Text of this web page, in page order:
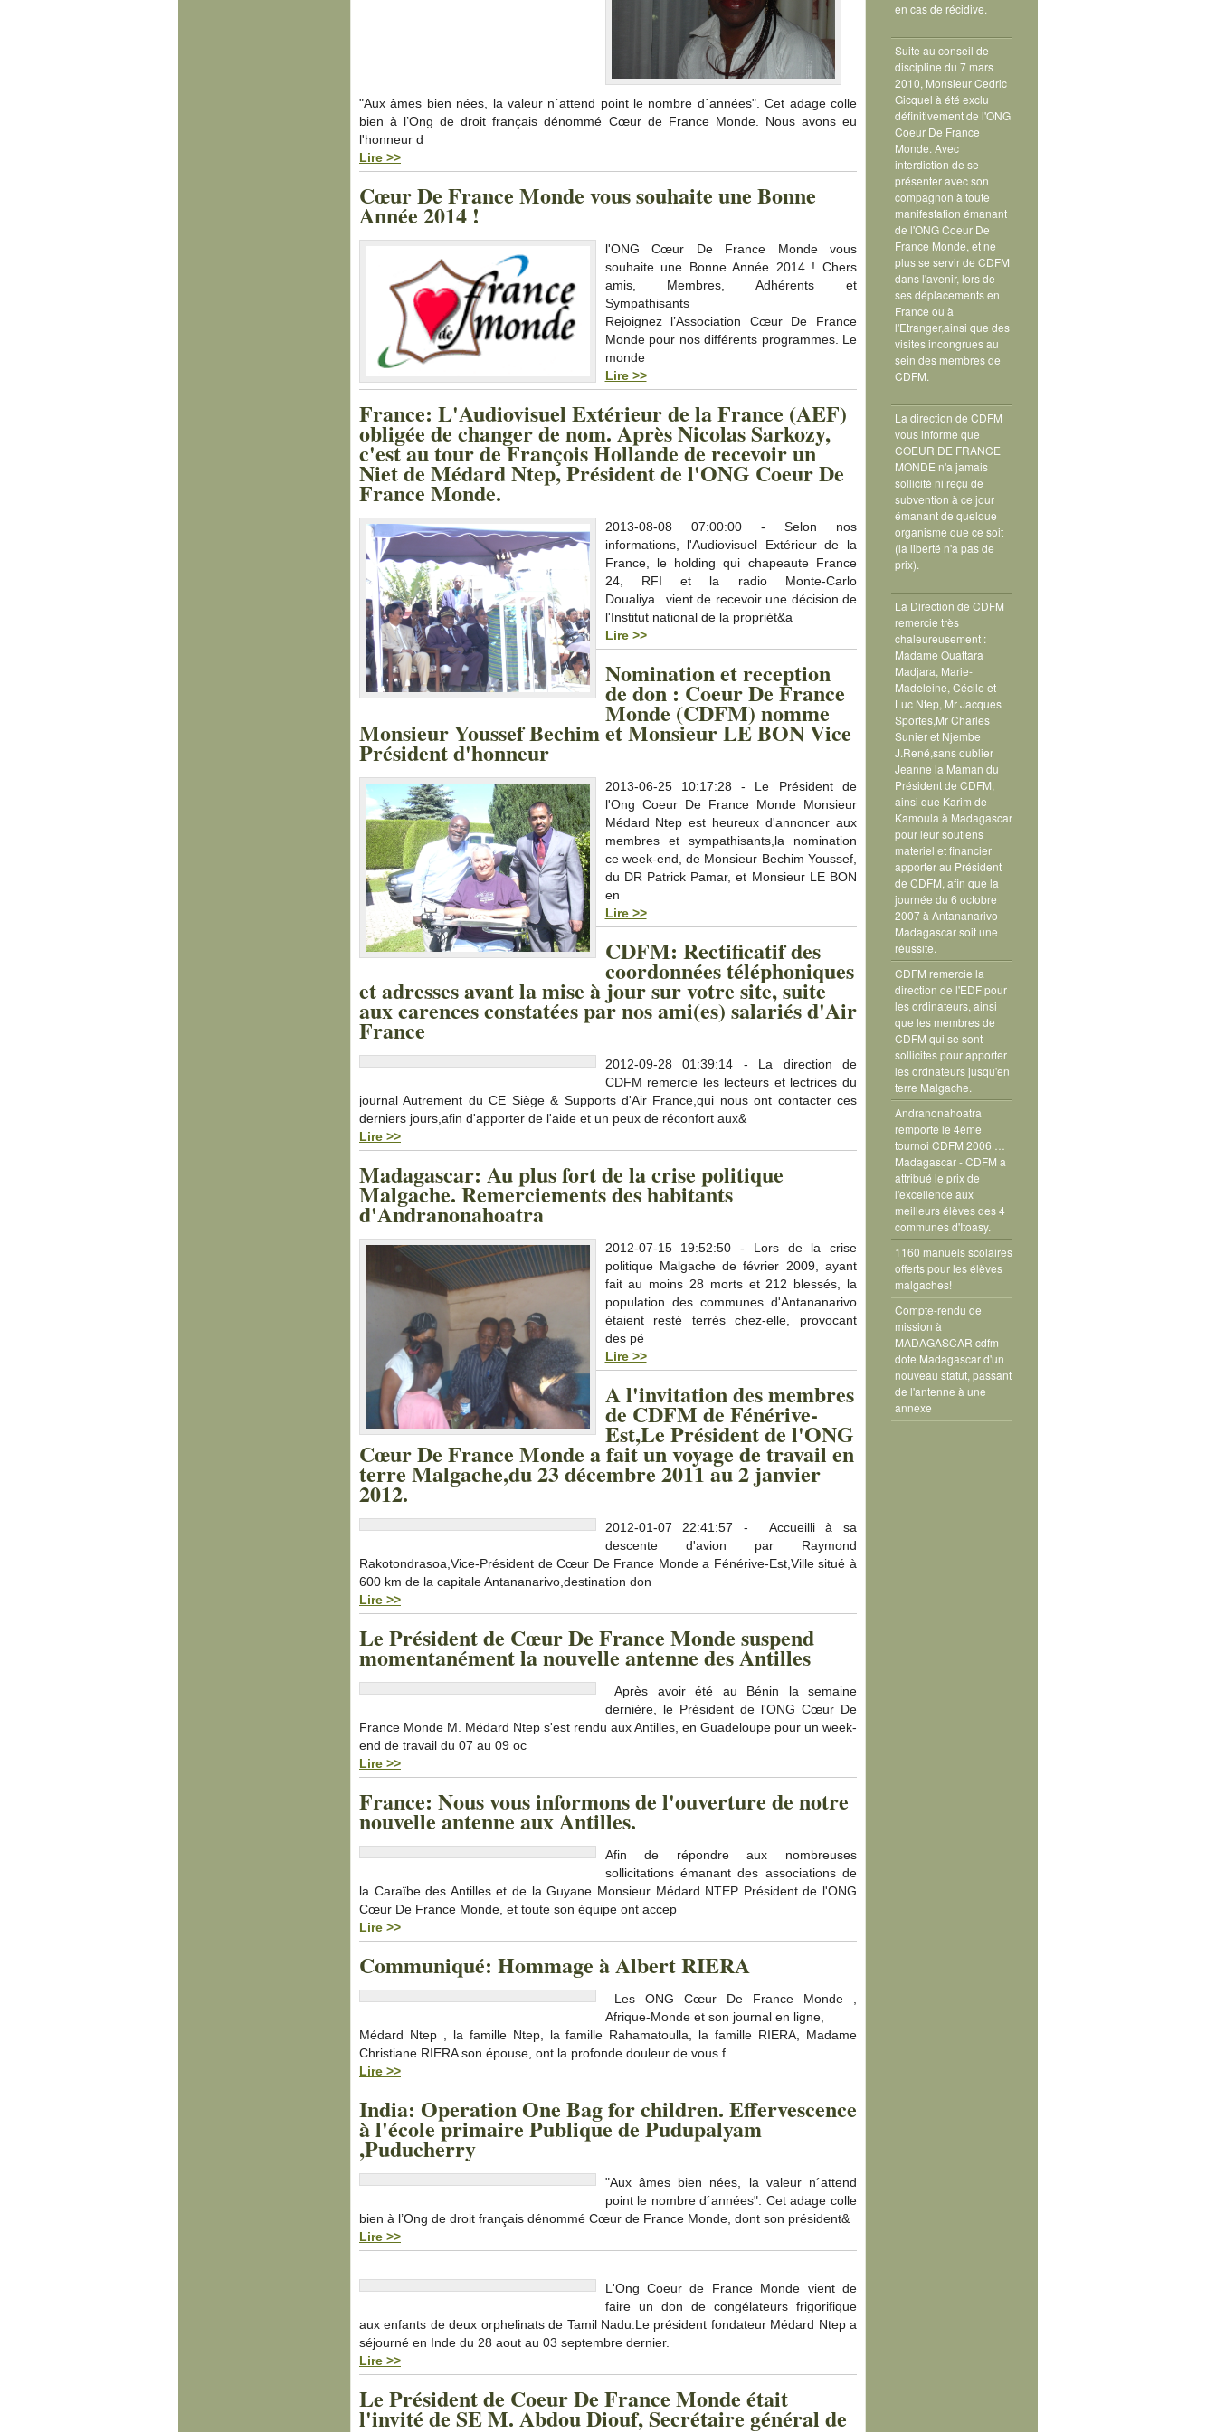
"Aux âmes bien nées, la valeur n´attend point le nombre d´années". Cet adage colle
bien à l’Ong de droit français dénommé Cœur de France Monde. Nous avons eu
l'honneur d
Lire >>
Cœur De France Monde vous souhaite une Bonne
Année 2014 !
l'ONG Cœur De France Monde vous
souhaite une Bonne Année 2014 ! Chers
amis, Membres, Adhérents et
Sympathisants
Rejoignez l’Association Cœur De France
Monde pour nos différents programmes. Le
monde
Lire >>
France: L'Audiovisuel Extérieur de la France (AEF)
obligée de changer de nom. Après Nicolas Sarkozy,
c'est au tour de François Hollande de recevoir un
Niet de Médard Ntep, Président de l'ONG Coeur De
France Monde.
2013-08-08 07:00:00 - Selon nos
informations, l'Audiovisuel Extérieur de la
France, le holding qui chapeaute France
24, RFI et la radio Monte-Carlo
Doualiya...vient de recevoir une décision de
l'Institut national de la propriét&a
Lire >>
Nomination et reception
de don : Coeur De France
Monde (CDFM) nomme
Monsieur Youssef Bechim et Monsieur LE BON Vice
Président d'honneur
2013-06-25 10:17:28 - Le Président de
l'Ong Coeur De France Monde Monsieur
Médard Ntep est heureux d'annoncer aux
membres et sympathisants,la nomination
ce week-end, de Monsieur Bechim Youssef,
du DR Patrick Pamar, et Monsieur LE BON
en
Lire >>
CDFM: Rectificatif des
coordonnées téléphoniques
et adresses avant la mise à jour sur votre site, suite
aux carences constatées par nos ami(es) salariés d'Air
France
2012-09-28 01:39:14 - La direction de
CDFM remercie les lecteurs et lectrices du
journal Autrement du CE Siège & Supports d'Air France,qui nous ont contacter ces
derniers jours,afin d'apporter de l'aide et un peux de réconfort aux&
Lire >>
Madagascar: Au plus fort de la crise politique
Malgache. Remerciements des habitants
d'Andranonahoatra
2012-07-15 19:52:50 - Lors de la crise
politique Malgache de février 2009, ayant
fait au moins 28 morts et 212 blessés, la
population des communes d'Antananarivo
étaient resté terrés chez-elle, provocant
des pé
Lire >>
A l'invitation des membres
de CDFM de Fénérive-
Est,Le Président de l'ONG
Cœur De France Monde a fait un voyage de travail en
terre Malgache,du 23 décembre 2011 au 2 janvier
2012.
2012-01-07 22:41:57 - Accueilli à sa
descente d'avion par Raymond
Rakotondrasoa,Vice-Président de Cœur De France Monde a Fénérive-Est,Ville situé à
600 km de la capitale Antananarivo,destination don
Lire >>
Le Président de Cœur De France Monde suspend
momentanément la nouvelle antenne des Antilles
Après avoir été au Bénin la semaine
dernière, le Président de l'ONG Cœur De
France Monde M. Médard Ntep s'est rendu aux Antilles, en Guadeloupe pour un week-
end de travail du 07 au 09 oc
Lire >>
France: Nous vous informons de l'ouverture de notre
nouvelle antenne aux Antilles.
Afin de répondre aux nombreuses
sollicitations émanant des associations de
la Caraïbe des Antilles et de la Guyane Monsieur Médard NTEP Président de l'ONG
Cœur De France Monde, et toute son équipe ont accep
Lire >>
Communiqué: Hommage à Albert RIERA
Les ONG Cœur De France Monde ,
Afrique-Monde et son journal en ligne,
Médard Ntep , la famille Ntep, la famille Rahamatoulla, la famille RIERA, Madame
Christiane RIERA son épouse, ont la profonde douleur de vous f
Lire >>
India: Operation One Bag for children. Effervescence
à l'école primaire Publique de Pudupalyam
,Puducherry
"Aux âmes bien nées, la valeur n´attend
point le nombre d´années". Cet adage colle
bien à l’Ong de droit français dénommé Cœur de France Monde, dont son président&
Lire >>
L'Ong Coeur de France Monde vient de
faire un don de congélateurs frigorifique
aux enfants de deux orphelinats de Tamil Nadu.Le président fondateur Médard Ntep a
séjourné en Inde du 28 aout au 03 septembre dernier.
Lire >>
Le Président de Coeur De France Monde était
l'invité de SE M. Abdou Diouf, Secrétaire général de
en cas de récidive.
Suite au conseil de
discipline du 7 mars
2010, Monsieur Cedric
Gicquel à été exclu
définitivement de l'ONG
Coeur De France
Monde. Avec
interdiction de se
présenter avec son
compagnon à toute
manifestation émanant
de l'ONG Coeur De
France Monde, et ne
plus se servir de CDFM
dans l'avenir, lors de
ses déplacements en
France ou à
l'Etranger,ainsi que des
visites incongrues au
sein des membres de
CDFM.
La direction de CDFM
vous informe que
COEUR DE FRANCE
MONDE n'a jamais
sollicité ni reçu de
subvention à ce jour
émanant de quelque
organisme que ce soit
(la liberté n'a pas de
prix).
La Direction de CDFM
remercie très
chaleureusement :
Madame Ouattara
Madjara, Marie-
Madeleine, Cécile et
Luc Ntep, Mr Jacques
Sportes,Mr Charles
Sunier et Njembe
J.René,sans oublier
Jeanne la Maman du
Président de CDFM,
ainsi que Karim de
Kamoula à Madagascar
pour leur soutiens
materiel et financier
apporter au Président
de CDFM, afin que la
journée du 6 octobre
2007 à Antananarivo
Madagascar soit une
réussite.
CDFM remercie la
direction de l'EDF pour
les ordinateurs, ainsi
que les membres de
CDFM qui se sont
sollicites pour apporter
les ordnateurs jusqu'en
terre Malgache.
Andranonahoatra
remporte le 4ème
tournoi CDFM 2006 …
Madagascar - CDFM a
attribué le prix de
l'excellence aux
meilleurs élèves des 4
communes d'Itoasy.
1160 manuels scolaires
offerts pour les élèves
malgaches!
Compte-rendu de
mission à
MADAGASCAR cdfm
dote Madagascar d'un
nouveau statut, passant
de l'antenne à une
annexe